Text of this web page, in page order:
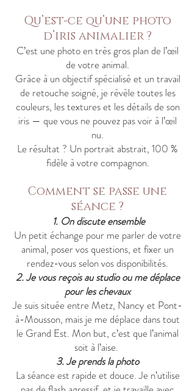
Qu’est-ce qu’une photo
d’iris animalier ?
C’est une photo en très gros plan de l’œil
de votre animal.
Grâce à un objectif spécialisé et un travail
de retouche soigné, je révèle toutes les
couleurs, les textures et les détails de son
iris — que vous ne pouvez pas voir à l’œil
nu.
Le résultat ? Un portrait abstrait, 100 %
fidèle à votre compagnon.
Comment se passe une
séance ?
1. On discute ensemble
Un petit échange pour me parler de votre
animal, poser vos questions, et fixer un
rendez-vous selon vos disponibilités.
2. Je vous reçois au studio ou me déplace
pour les chevaux
Je suis située entre Metz, Nancy et Pont-
à-Mousson, mais je me déplace dans tout
le Grand Est. Mon but, c’est que l’animal
soit à l’aise.
3. Je prends la photo
La séance est rapide et douce. Je n’utilise